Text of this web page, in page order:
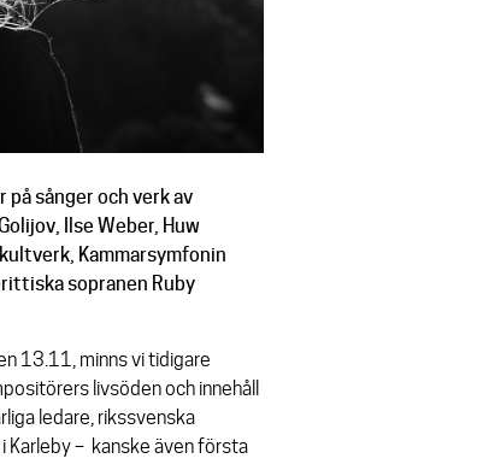
sånger och verk av
Ilse Weber, Huw
Kammarsymfonin
sopranen Ruby
13.11, minns vi tidigare
livsöden och innehåll
ledare, rikssvenska
Karleby – kanske även första